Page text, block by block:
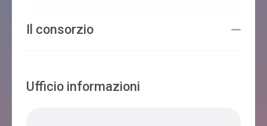
Il consorzio
Ufficio informazioni